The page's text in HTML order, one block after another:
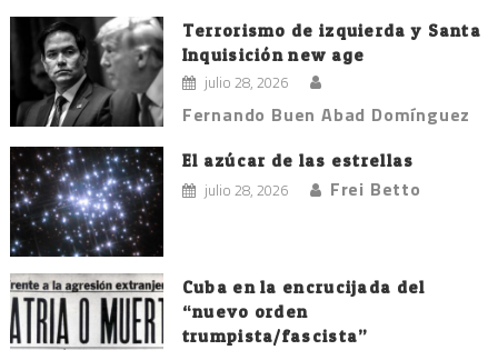
Terrorismo de izquierda y Santa
Inquisición new age
julio 28, 2026
Fernando Buen Abad Domínguez
El azúcar de las estrellas
julio 28, 2026 Frei Betto
Cuba en la encrucijada del
“nuevo orden
trumpista/fascista”